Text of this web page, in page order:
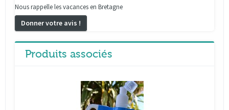
Nous rappelle les vacances en Bretagne
Donner votre avis !
Produits associés